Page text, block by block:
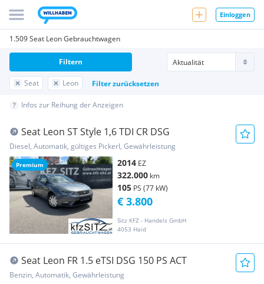
Einloggen
1.509 Seat Leon Gebrauchtwagen
Seat Leon Filter zurücksetzen
Filtern
Infos zur Reihung der Anzeigen
Premium
Seat Leon ST Style 1,6 TDI CR DSG
Diesel, Automatik, gültiges Pickerl, Gewährleistung
2014 EZ
322.000 km
105 PS (77 kW)
Sitz KFZ - Handels GmbH
4053 Haid
€ 3.800
Seat Leon FR 1.5 eTSI DSG 150 PS ACT
Benzin, Automatik, Gewährleistung